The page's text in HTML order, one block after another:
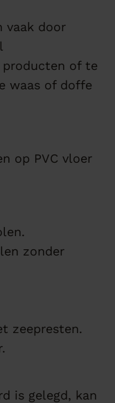
vaak door
producten of te
waas of doffe
op PVC vloer
zonder
zeepresten.
is gelegd, kan